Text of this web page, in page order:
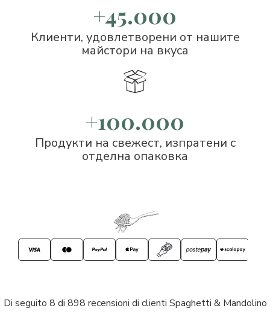
+45.000
Клиенти, удовлетворени от нашите
майстори на вкуса
+100.000
Продукти на свежест, изпратени с
отделна опаковка
Di seguito 8 di 898 recensioni di clienti Spaghetti & Mandolino